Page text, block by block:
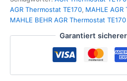
für
BMW
3
X3
AGR Thermostat TE170, MAHLE
MAHLE BEHR AGR Thermostat TE170
Garantiert